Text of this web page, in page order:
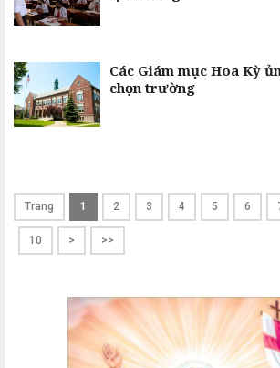
Các Giám mục Hoa Kỳ
chọn trường
Trang 1 2 3 4 5 6
10 > >>